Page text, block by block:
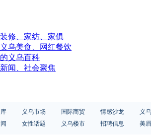
修、家纺、家俱
乌美食、网红餐饮
义乌百科
闻、社会聚焦
义乌市场 国际商贸 情感沙龙
义
女性话题 义乌楼市 招聘信息 美